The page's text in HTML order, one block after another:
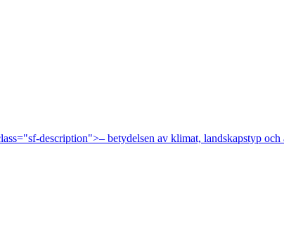
description">– betydelsen av klimat, landskapstyp och